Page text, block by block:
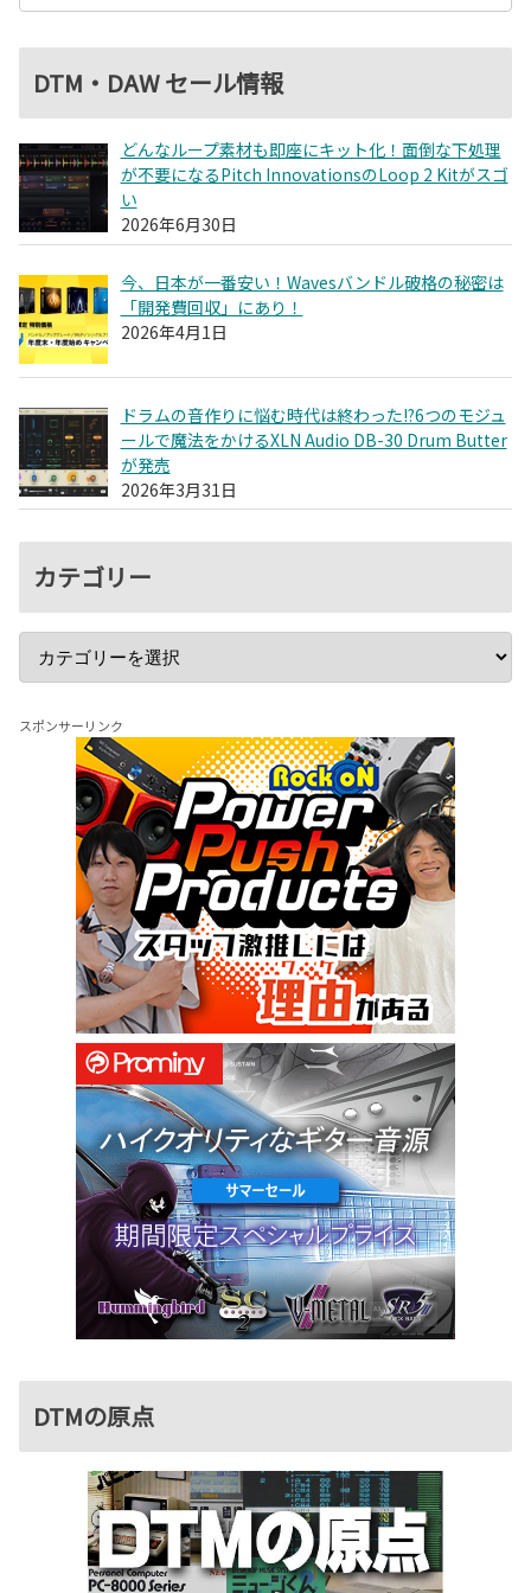
DTM・DAW セール情報
どんなループ素材も即座にキット化！面倒な下処理
が不要になるPitch InnovationsのLoop 2 Kitがスゴ
い
2026年6月30日
今、日本が一番安い！Wavesバンドル破格の秘密は
「開発費回収」にあり！
2026年4月1日
ドラムの音作りに悩む時代は終わった!?6つのモジュ
ールで魔法をかけるXLN Audio DB-30 Drum Butter
が発売
2026年3月31日
カテゴリー
スポンサーリンク
DTMの原点